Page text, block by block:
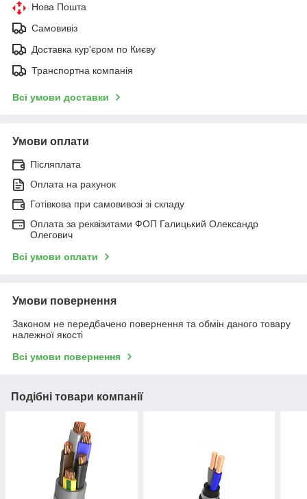
Нова Пошта
Самовивіз
Доставка кур'єром по Києву
Транспортна компанія
Всі умови доставки
Умови оплати
Післяплата
Оплата на рахунок
Готівкова при самовивозі зі складу
Оплата за реквізитами ФОП Галицький Олександр
Олегович
Всі умови оплати
Умови повернення
Законом не передбачено повернення та обмін даного товару
належної якості
Всі умови повернення
Подібні товари компанії